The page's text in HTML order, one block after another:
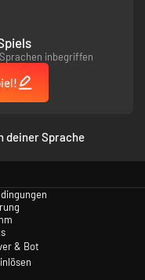
inbegriffen
deiner Sprache
& Bot